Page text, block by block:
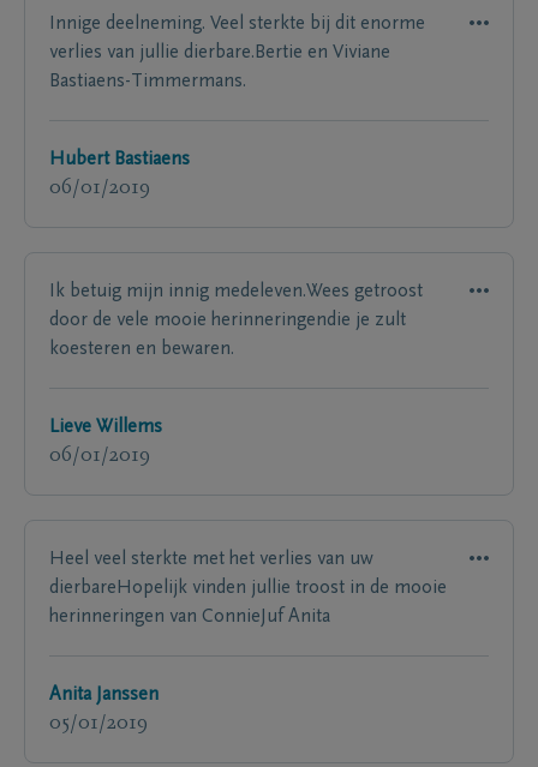
Innige deelneming. Veel sterkte bij dit enorme
verlies van jullie dierbare.Bertie en Viviane
Bastiaens-Timmermans.
Hubert Bastiaens
06/01/2019
Ik betuig mijn innig medeleven.Wees getroost
door de vele mooie herinneringendie je zult
koesteren en bewaren.
Lieve Willems
06/01/2019
Heel veel sterkte met het verlies van uw
dierbareHopelijk vinden jullie troost in de mooie
herinneringen van ConnieJuf Anita
Anita Janssen
05/01/2019